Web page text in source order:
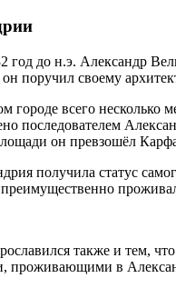
до н.э. Александр
он поручил своему
всего несколько
последователем
он превзошёл
получила статус
также и тем,
проживающими в